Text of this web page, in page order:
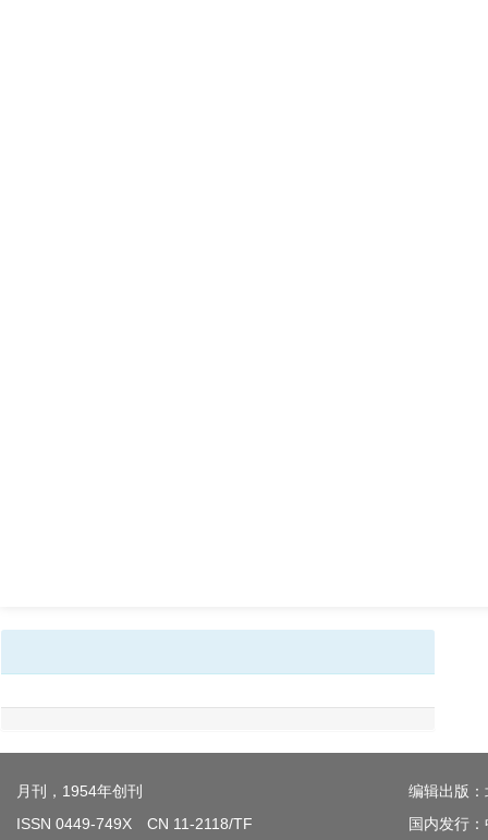
月刊，1954年创刊
ISSN 0449-749X CN 11-2118/TF
编辑出版
国内发行